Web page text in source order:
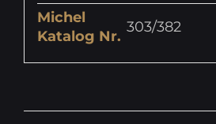
Michel
Katalog Nr.
303/382